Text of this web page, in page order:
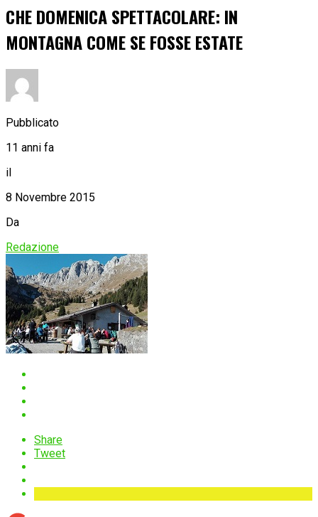
CHE DOMENICA SPETTACOLARE: IN
MONTAGNA COME SE FOSSE ESTATE
Pubblicato
11 anni fa
il
8 Novembre 2015
Da
Redazione
Share
Tweet